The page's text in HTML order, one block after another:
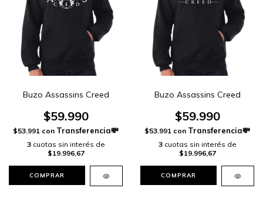
Buzo Assassins Creed
$59.990
$53.991 con
3 cuotas sin interés de
$19.996,67
COMPRAR
Buzo Assassins Creed
$59.990
$53.991 con
3 cuotas sin interés de
$19.996,67
COMPRAR